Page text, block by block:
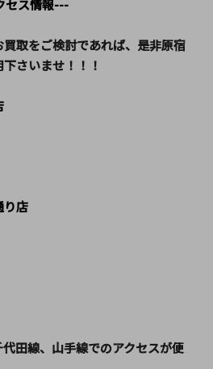
セス情報---
取をご検討であれば、是非原宿
さいませ！！！
り店
田線、山手線でのアクセスが便